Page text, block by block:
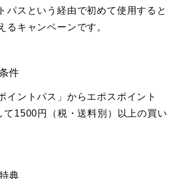
パスという経由で初めて使用すると
るキャンペーンです。
件
イントパス」からエポスポイント
て1500円（税・送料別）以上の買い
典